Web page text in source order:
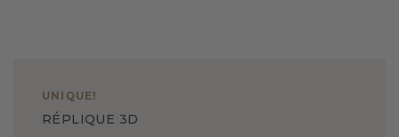
UNIQUE !
RÉPLIQUE 3D